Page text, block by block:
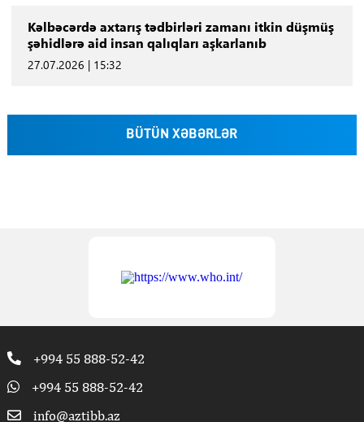
Kəlbəcərdə axtarış tədbirləri zamanı itkin düşmüş
şəhidlərə aid insan qalıqları aşkarlanıb
27.07.2026 | 15:32
BÜTÜN XƏBƏRLƏR
+994 55 888-52-42
+994 55 888-52-42
info@aztibb.az